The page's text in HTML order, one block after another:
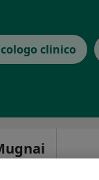
clinico